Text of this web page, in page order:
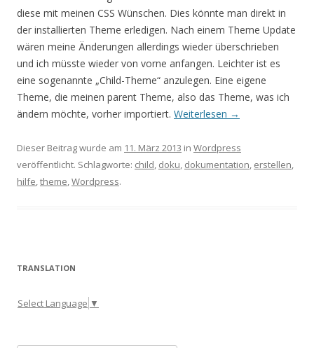
diese mit meinen CSS Wünschen. Dies könnte man direkt in
der installierten Theme erledigen. Nach einem Theme Update
wären meine Änderungen allerdings wieder überschrieben
und ich müsste wieder von vorne anfangen. Leichter ist es
eine sogenannte „Child-Theme“ anzulegen. Eine eigene
Theme, die meinen parent Theme, also das Theme, was ich
ändern möchte, vorher importiert. Weiterlesen →
Dieser Beitrag wurde am 11. März 2013 in Wordpress
veröffentlicht. Schlagworte: child, doku, dokumentation, erstellen,
hilfe,theme,Wordpress.
TRANSLATION
Select Language ▼